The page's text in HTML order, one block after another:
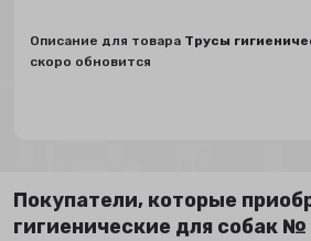
Описание для товара Трусы
скоро обновится
Покупатели, которые
гигиенические для собак